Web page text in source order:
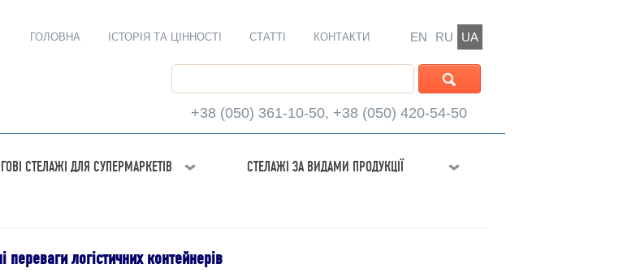
EN RU UA
ГОЛОВНА ІСТОРІЯ ТА ЦІННОСТІ СТАТТІ КОНТАКТИ
+38 (050) 361-10-50, +38 (050) 420-54-50
СТЕЛАЖІ ДЛЯ СУПЕРМАРКЕТІВ СТЕЛАЖІ ЗА ВИДАМИ ПРОДУКЦІЇ
переваги логістичних контейнерів